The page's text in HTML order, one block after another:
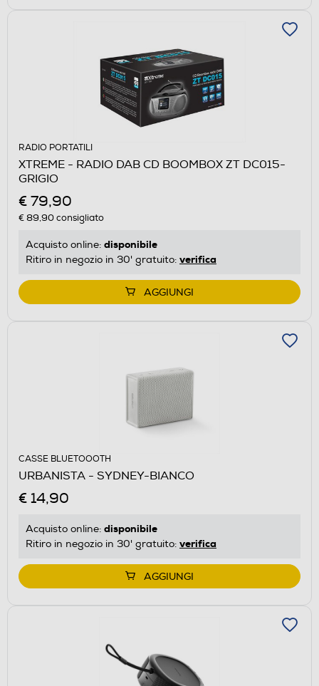
RADIO PORTATILI
XTREME - RADIO DAB CD BOOMBOX ZT DC015-
GRIGIO
€ 79,90
€ 89,90consigliato
Acquisto online: disponibile
Ritiro in negozio in 30' gratuito: verifica
AGGIUNGI
CASSE BLUETOOOTH
URBANISTA - SYDNEY-BIANCO
€ 14,90
Acquisto online: disponibile
Ritiro in negozio in 30' gratuito: verifica
AGGIUNGI